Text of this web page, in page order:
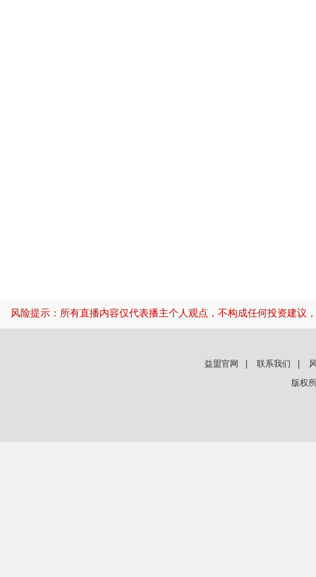
风险提示：所有直播内容仅代表播主个人观点，不构成任何投资建议
益盟官网 联系我们
版权